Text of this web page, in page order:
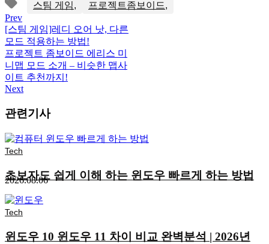
스팀 게임
프로젝트좀보이드
Prev
[스팀 게임]레디 오어 낫, 다른
모드 적용하는 방법!
프로젝트 좀보이드 에리스 미
니맵 모드 소개 – 비슷한 맵사
이트 추천까지!
Next
관련기사
Tech
초보자도 쉽게 이해 하는 윈도우 빠르게 하는 방법
2026.08.06
Tech
윈도우 10 윈도우 11 차이 비교 완벽분석 | 2026년